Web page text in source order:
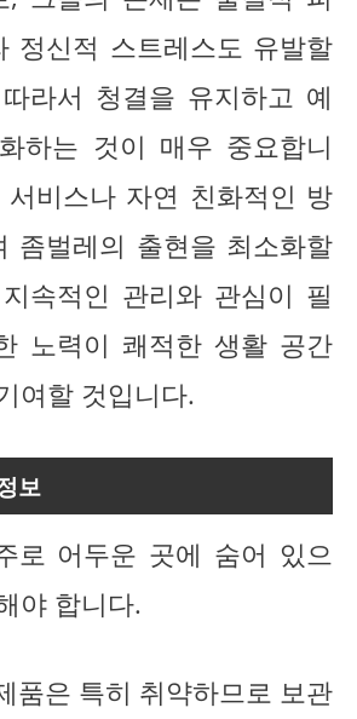
정신적 스트레스도 유발할
라서 청결을 유지하고 예
하는 것이 매우 중요합니
비스나 자연 친화적인 방
좀벌레의 출현을 최소화할
속적인 관리와 관심이 필
노력이 쾌적한 생활 공간
여할 것입니다.
보
로 어두운 곳에 숨어 있으
야 합니다.
품은 특히 취약하므로 보관